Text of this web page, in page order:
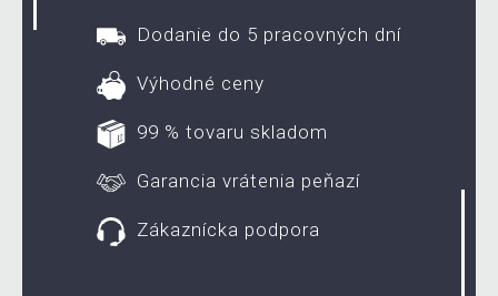
Dodanie do 5 pracovných dní
Výhodné ceny
99 % tovaru skladom
Garancia vrátenia peňazí
Zákaznícka podpora